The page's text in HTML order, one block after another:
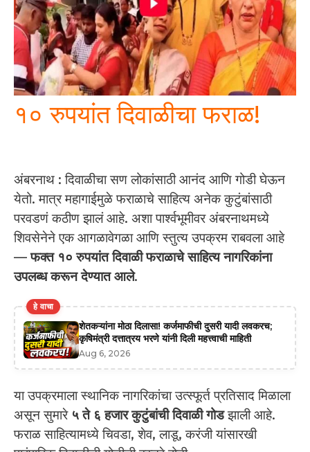
१० रुपयांत दिवाळीचा फराळ!
अंबरनाथ : दिवाळीचा सण लोकांसाठी आनंद आणि गोडी घेऊन
येतो. मात्र महागाईमुळे फराळाचे साहित्य अनेक कुटुंबांसाठी
परवडणं कठीण झालं आहे. अशा पार्श्वभूमीवर अंबरनाथमध्ये
शिवसेनेने एक आगळावेगळा आणि स्तुत्य उपक्रम राबवला आहे
—फक्त १० रुपयांत दिवाळी फराळाचे साहित्य नागरिकांना
उपलब्ध करून देण्यात आले.
हे वाचा
शेतकऱ्यांना मोठा दिलासा! कर्जमाफीची दुसरी यादी लवकरच;
कृषिमंत्री दत्तात्रय भरणे यांनी दिली महत्त्वाची माहिती
Aug 6, 2026
या उपक्रमाला स्थानिक नागरिकांचा उत्स्फूर्त प्रतिसाद मिळाला
असून सुमारे ५ ते ६ हजार कुटुंबांची दिवाळी गोडझाली आहे.
फराळ साहित्यामध्ये चिवडा, शेव, लाडू, करंजी यांसारखी